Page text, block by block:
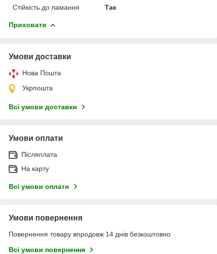
Стійкість до ламання
Так
Приховати
Умови доставки
Нова Пошта
Укрпошта
Всі умови доставки
Умови оплати
Післяплата
На карту
Всі умови оплати
Умови повернення
Повернення товару впродовж 14 днів безкоштовно
Всі умови повернення